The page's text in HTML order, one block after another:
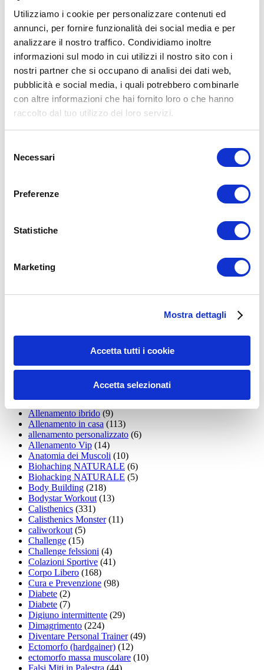
Utilizziamo i cookie per personalizzare contenuti ed
annunci, per fornire funzionalità dei social media e per
analizzare il nostro traffico. Condividiamo inoltre
informazioni sul modo in cui utilizzi il nostro sito con i
nostri partner che si occupano di analisi dei dati web,
pubblicità e social media, i quali potrebbero combinarle
con altre informazioni che hai fornito loro o che hanno
raccolto dal tuo utilizzo dei loro servizi.
delNecessari
Preferenze
Statistiche
Marketing
Mostra dettagli
Accetta tutti i cookie
Accetta selezionati
ALLENATI CON ME!
Addominali(99)
(1.800)
Allenamento Braccia(9)
Allenamento con il TRX(36)
Allenamento funzionale(6)
Allenamento ibrido (9)
Allenamento in casa (113)
allenamento personalizzato (6)
Allenamento Vip (14)
Anatomia dei Muscoli (10)
Biohaching NATURALE (6)
Biohacking NATURALE (5)
Body Building (218)
Bodystar Workout(13)
Calisthenics (331)
Calisthenics Monster(11)
caliworkout(5)
Challenge (15)
Challenge felssioni (4)
Colazioni Sportive (41)
Corpo Libero (168)
Cura e Prevenzione (98)
Diabete (2)
Diabete (7)
Digiuno intermittente (29)
Dimagrimento (224)
Diventare Personal Trainer(49)
Ectomorfo (hardgainer) (12)
ectomorfo massa muscolare (10)